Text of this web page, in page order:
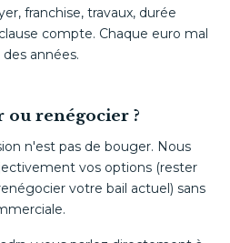
franchise, travaux, durée
compte. Chaque euro mal
années.
ou renégocier ?
n'est pas de bouger. Nous
vos options (rester
votre bail actuel) sans